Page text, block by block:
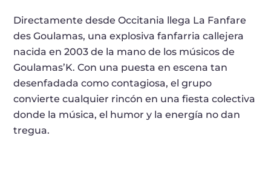
Directamente desde Occitania llega La Fanfare
des Goulamas, una explosiva fanfarria callejera
nacida en 2003 de la mano de los músicos de
Goulamas’K. Con una puesta en escena tan
desenfadada como contagiosa, el grupo
convierte cualquier rincón en una fiesta colectiva
donde la música, el humor y la energía no dan
tregua.